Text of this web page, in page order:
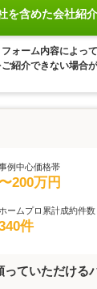
を含めた会社紹
ォーム内容によって
紹介できない場合が
例中心価格帯
〜200万円
ホームプロ累計成約件数
件
っていただける